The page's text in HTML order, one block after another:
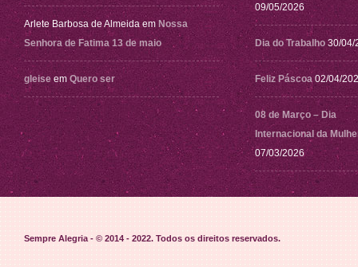
Arlete Barbosa de Almeida em Nossa
Senhora de Fatima 13 de maio
gleise em Quero ser
09/05/2026
Dia do Trabalho 30/04/
Feliz Páscoa 02/04/
08 de Março – Dia
Internacional da
07/03/2026
Sempre Alegria - © 2014 - 2022. Todos os direitos reservados.